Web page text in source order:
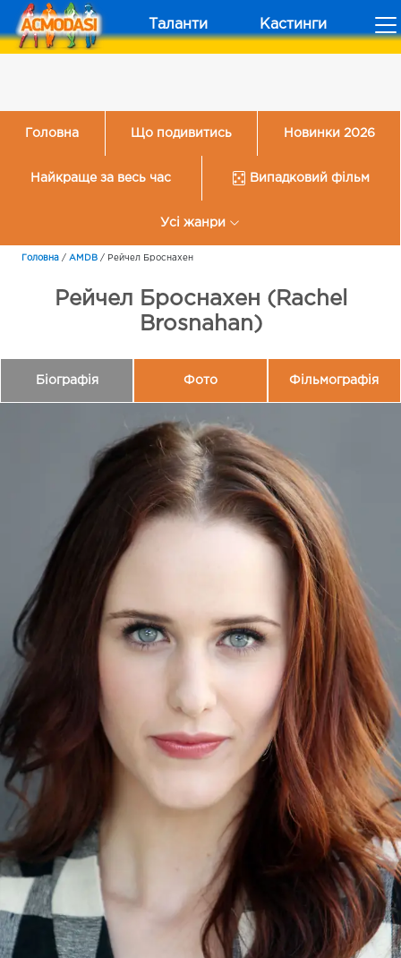
Таланти Кастинги
Головна Що подивитись Новинки 2026
Найкраще за весь час Випадковий фільм
Усі жанри
Головна / AMDB / Рейчел Броснахен
Рейчел Броснахен (Rachel
Brosnahan)
Біографія Фото Фільмографія